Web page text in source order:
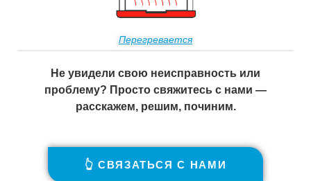
Перегревается
Не увидели свою неисправность или
проблему? Просто свяжитесь с нами —
расскажем, решим, починим.
👆 СВЯЗАТЬСЯ С НАМИ